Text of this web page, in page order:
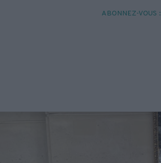
ABONNEZ-VOUS :